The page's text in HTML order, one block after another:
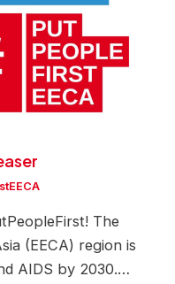
The
(EECA) region is
AIDS by 2030.…